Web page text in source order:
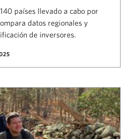
países llevado a cabo por
datos regionales y
de inversores.